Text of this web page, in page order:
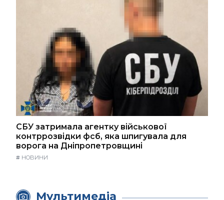
СБУ затримала агентку військової
контррозвідки фсб, яка шпигувала для
ворога на Дніпропетровщині
# НОВИНИ
Мультимедіа